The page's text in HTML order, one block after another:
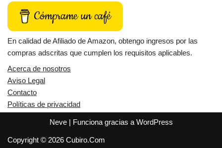
Cómprame un café
En calidad de Afiliado de Amazon, obtengo ingresos por las
compras adscritas que cumplen los requisitos aplicables.
Acerca de nosotros
Aviso Legal
Contacto
Políticas de privacidad
Neve| Funciona gracias a WordPress
Copyright © 2026 Cubiro.Com